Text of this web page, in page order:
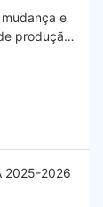
e
produção
2025-2026